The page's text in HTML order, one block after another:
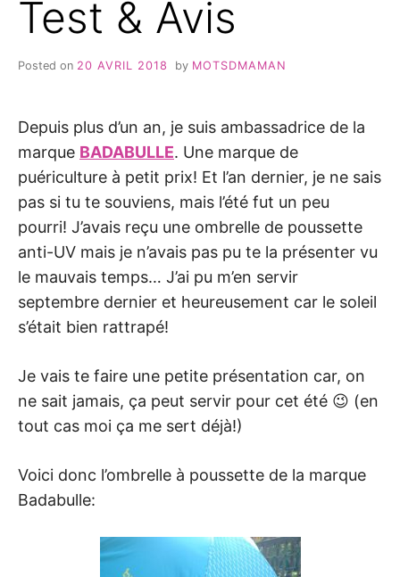
Test & Avis
Posted on 20 AVRIL 2018 by MOTSDMAMAN
Depuis plus d’un an, je suis ambassadrice de la
marque BADABULLE. Une marque de
puériculture à petit prix! Et l’an dernier, je ne sais
pas si tu te souviens, mais l’été fut un peu
pourri! J’avais reçu une ombrelle de poussette
anti-UV mais je n’avais pas pu te la présenter vu
le mauvais temps… J’ai pu m’en servir
septembre dernier et heureusement car le soleil
s’était bien rattrapé!
Je vais te faire une petite présentation car, on
ne sait jamais, ça peut servir pour cet été 😉 (en
tout cas moi ça me sert déjà!)
Voici donc l’ombrelle à poussette de la marque
Badabulle: